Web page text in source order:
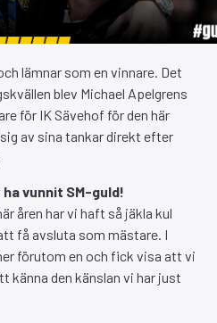
lämnar som en vinnare. Det
blev Michael Apelgrens
för IK Sävehof för den här
av sina tankar direkt efter
vunnit SM-guld!
åren har vi haft så jäkla kul
få avsluta som mästare. I
förutom en och fick visa att vi
känna den känslan vi har just